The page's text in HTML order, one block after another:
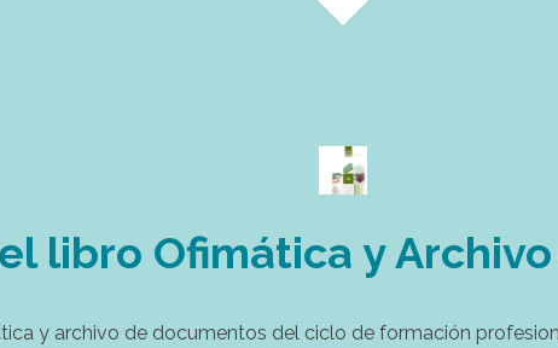
libro Ofimática y
y archivo de documentos del ciclo de formación